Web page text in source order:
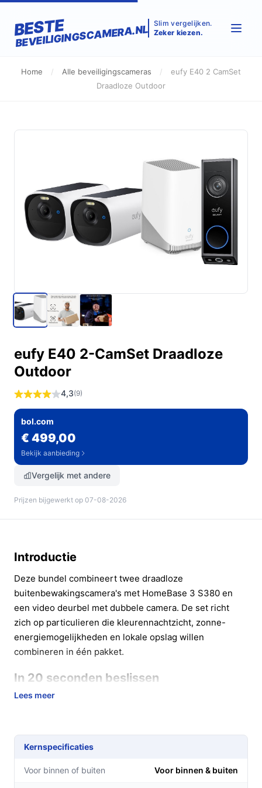
BESTE
BEVEILIGINGSCAMERA.NL Slim vergelijken.
Zeker kiezen.
Home / Alle beveiligingscameras /
eufy E40 2 CamSet
Draadloze Outdoor
eufy E40 2-CamSet Draadloze
Outdoor
4,3(9)
bol.com
€ 499,00
Bekijk aanbieding
Vergelijk met andere
Prijzen bijgewerkt op 07-08-2026
Introductie
Deze bundel combineert twee draadloze
buitenbewakingscamera's met HomeBase 3 S380 en
een video deurbel met dubbele camera. De set richt
zich op particulieren die kleurennachtzicht, zonne-
energiemogelijkheden en lokale opslag willen
combineren in één pakket.
In 20 seconden beslissen
Kopen als:
filmen.
microfoon nodig hebt of als je uitsluitend op een
Lees meer
Kernspecificaties
Voor binnen of buiten Voor binnen & buiten